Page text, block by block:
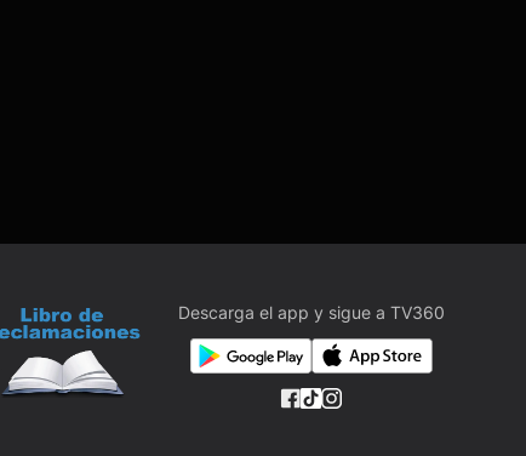
Descarga el app y sigue a TV360